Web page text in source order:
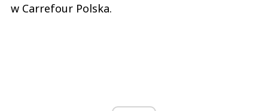
w Carrefour Polska.